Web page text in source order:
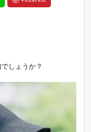
しょうか？